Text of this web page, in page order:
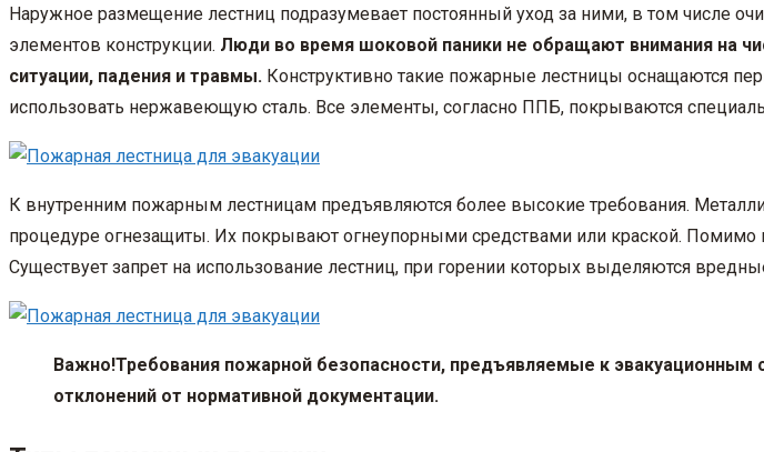
Наружное размещение лестниц подразумевает постоянный уход за ними, в том числе
элементов конструкции. Люди во время шоковой паники не обращают внимания на
ситуации, падения и травмы. Конструктивно такие пожарные лестницы оснащаются
использовать нержавеющую сталь. Все элементы, согласно ППБ, покрываются
К внутренним пожарным лестницам предъявляются более высокие требования.
процедуре огнезащиты. Их покрывают огнеупорными средствами или краской. Помимо
Существует запрет на использование лестниц, при горении которых выделяются
Важно!Требования пожарной безопасности, предъявляемые к
отклонений от нормативной документации.